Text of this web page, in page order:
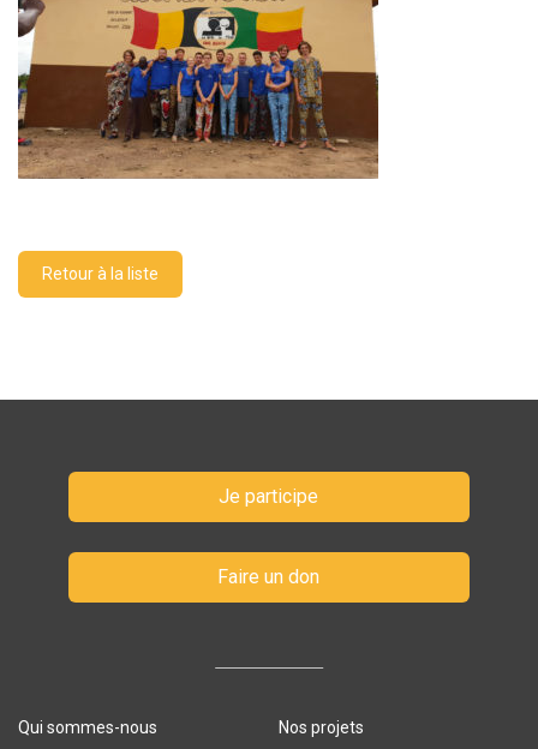
Retour à la liste
Je participe
Faire un don
Qui sommes-nous Nos projets